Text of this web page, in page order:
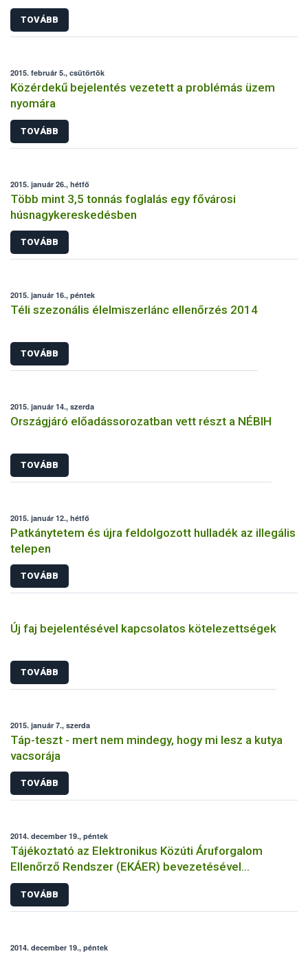
TOVÁBB
2015. február 5., csütörtök
Közérdekű bejelentés vezetett a problémás üzem
nyomára
TOVÁBB
2015. január 26., hétfő
Több mint 3,5 tonnás foglalás egy fővárosi
húsnagykereskedésben
TOVÁBB
2015. január 16., péntek
Téli szezonális élelmiszerlánc ellenőrzés 2014
TOVÁBB
2015. január 14., szerda
Országjáró előadássorozatban vett részt a NÉBIH
TOVÁBB
2015. január 12., hétfő
Patkánytetem és újra feldolgozott hulladék az illegális
telepen
TOVÁBB
Új faj bejelentésével kapcsolatos kötelezettségek
TOVÁBB
2015. január 7., szerda
Táp-teszt - mert nem mindegy, hogy mi lesz a kutya
vacsorája
TOVÁBB
2014. december 19., péntek
Tájékoztató az Elektronikus Közúti Áruforgalom
Ellenőrző Rendszer (EKÁER) bevezetésével
kapcsolatban
TOVÁBB
2014. december 19., péntek